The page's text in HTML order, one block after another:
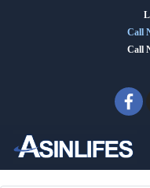
Call
Call